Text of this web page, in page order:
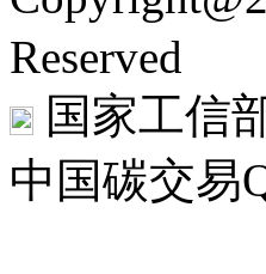
Reserved
国家工信
中国碳交易